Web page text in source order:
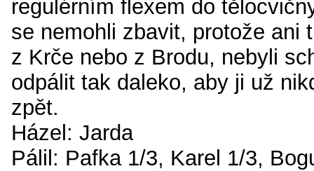
regulérním flexem do
se nemohli zbavit, protože ani
z Krče nebo z Brodu, nebyli
odpálit tak daleko, aby ji už
zpět.
Házel: Jarda
Pálil: Pafka 1/3, Karel 1/3,